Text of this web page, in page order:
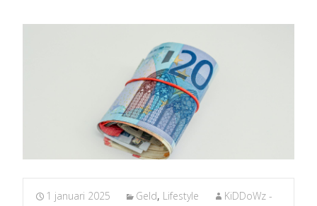
1 januari 2025 Geld, Lifestyle
KiDDoWz -